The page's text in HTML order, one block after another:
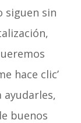
siguen sin
hace clic’
buenos